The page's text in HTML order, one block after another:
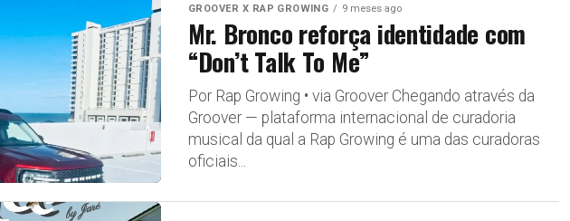
GROOVER X RAP GROWING 9 meses ago
Mr. Bronco reforça identidade com
“Don’t Talk To Me”
Por Rap Growing • via Groover Chegando através da
Groover — plataforma internacional de curadoria
musical da qual a Rap Growing é uma das curadoras
oficiais...